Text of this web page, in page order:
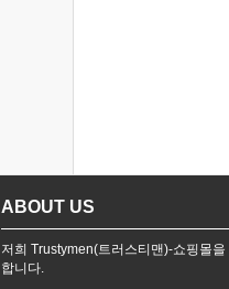
ABOUT US
저희 Trustymen(트러스티맨)-쇼핑몰
합니다.